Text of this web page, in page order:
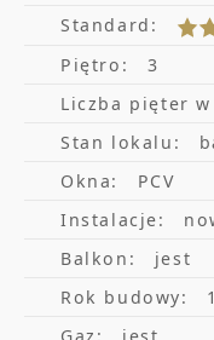
Sypialnia II: 2
Salon z
dodatkowa
Łazienka z
na morze.
Standard:
Piętro:
3
Liczba pięter
Stan lokalu:
Okna:
PCV
Instalacje:
Balkon:
jest
Rok budowy: